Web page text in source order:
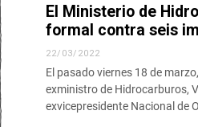
El Ministerio de
formal contra seis
22/03/2022
El pasado viernes 18 de
exministro de Hidrocarburos,
exvicepresidente Nacional de